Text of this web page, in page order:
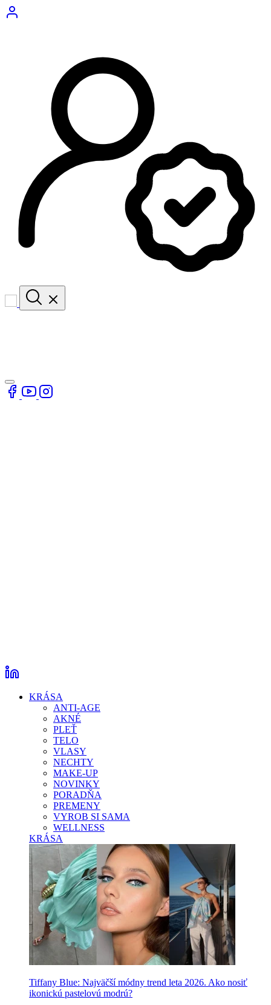
KRÁSA
ANTI-AGE
AKNÉ
PLEŤ
TELO
VLASY
NECHTY
MAKE-UP
NOVINKY
PORADŇA
PREMENY
VYROB SI SAMA
WELLNESS
KRÁSA
Tiffany Blue: Najväčší módny trend leta 2026. Ako nosiť
ikonickú pastelovú modrú?